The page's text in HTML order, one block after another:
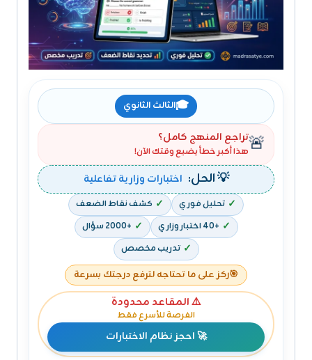
🎓الثالث الثانوي
🚨تراجع المنهج كامل؟
هذا أكبر خطأ يضيع وقتك الآن!
💡 الحل: اختبارات وزارية تفاعلية
تحليل فوري
كشف نقاط الضعف
+40 اختبار وزاري
+2000 سؤال
تدريب مخصص
🎯ركز على ما تحتاجه لترفع درجتك بسرعة
⚠️ المقاعد محدودة
الفرصة للأسرع فقط
🚀 احجز نظام الاختبارات